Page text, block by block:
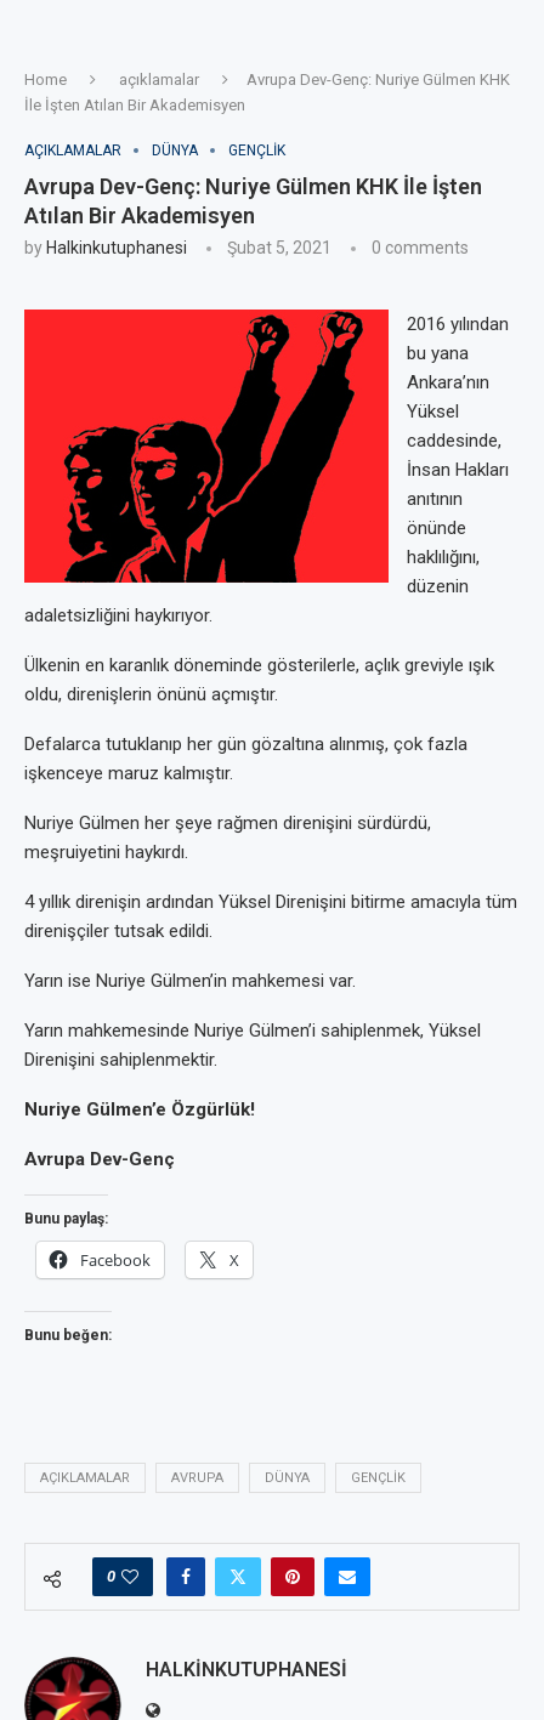
Home açıklamalar
Avrupa Dev-Genç: Nuriye Gülmen KHK
İle İşten Atılan Bir Akademisyen
AÇIKLAMALAR DÜNYA GENÇLIK
Avrupa Dev-Genç: Nuriye Gülmen KHK İle İşten
Atılan Bir Akademisyen
by Halkinkutuphanesi Şubat 5, 2021 0 comments
2016 yılından
bu yana
Ankara’nın
Yüksel
caddesinde,
İnsan Hakları
anıtının
önünde
haklılığını,
düzenin
adaletsizliğini haykırıyor.
Ülkenin en karanlık döneminde gösterilerle, açlık greviyle ışık
oldu, direnişlerin önünü açmıştır.
Defalarca tutuklanıp her gün gözaltına alınmış, çok fazla
işkenceye maruz kalmıştır.
Nuriye Gülmen her şeye rağmen direnişini sürdürdü,
meşruiyetini haykırdı.
4 yıllık direnişin ardından Yüksel Direnişini bitirme amacıyla tüm
direnişçiler tutsak edildi.
Yarın ise Nuriye Gülmen’in mahkemesi var.
Yarın mahkemesinde Nuriye Gülmen’i sahiplenmek, Yüksel
Direnişini sahiplenmektir.
Nuriye Gülmen’e Özgürlük!
Avrupa Dev-Genç
Bunu paylaş:
Facebook X
Bunu beğen:
AÇIKLAMALAR AVRUPA DÜNYA GENÇLIK
0
HALKINKUTUPHANESI